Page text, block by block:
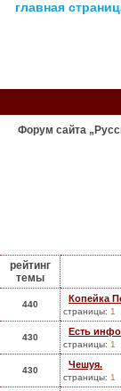
главная
Форум сайта
рейтинг
темы
440
Копейка
страницы: 1
430
Есть
страницы: 1
430
Чешуя.
страницы: 1